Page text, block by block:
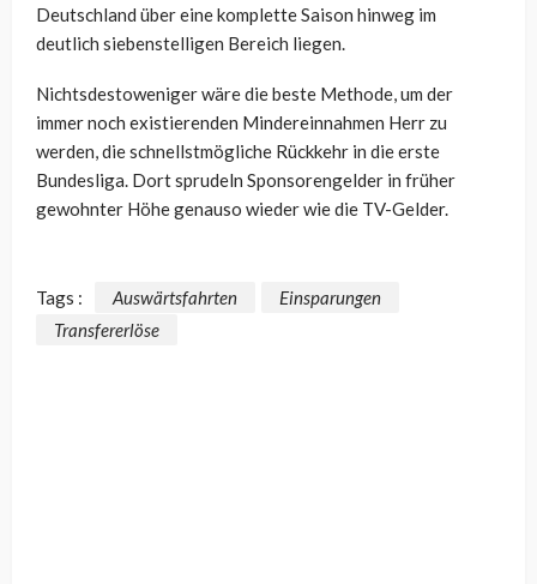
Deutschland über eine komplette Saison hinweg im
deutlich siebenstelligen Bereich liegen.
Nichtsdestoweniger wäre die beste Methode, um der
immer noch existierenden Mindereinnahmen Herr zu
werden, die schnellstmögliche Rückkehr in die erste
Bundesliga. Dort sprudeln Sponsorengelder in früher
gewohnter Höhe genauso wieder wie die TV-Gelder.
Tags : Auswärtsfahrten
Einsparungen
Transfererlöse